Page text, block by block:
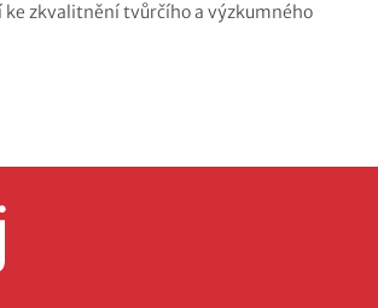
ke zkvalitnění tvůrčího a výzkumného